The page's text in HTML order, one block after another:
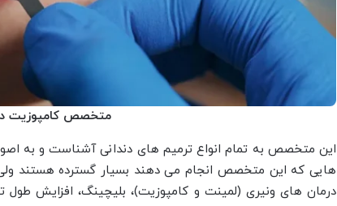
متخصص کامپوزیت
این متخصص به تمام انواع ترمیم های دندانی آشناست و به
هایی که این متخصص انجام می دهند بسیار گسترده هستند
درمان های ونیری (لمینت و کامپوزیت)، بلیچینگ، افزایش